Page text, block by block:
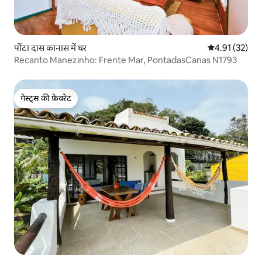
पोंटा दास कानास में घर औसत रेटिंग 5 में
4.91 (32)
Recanto Manezinho: Frente Mar, PontadasCanas N1793
गेस्ट्स की फ़ेवरेट
गेस्ट्स की फ़ेवरेट